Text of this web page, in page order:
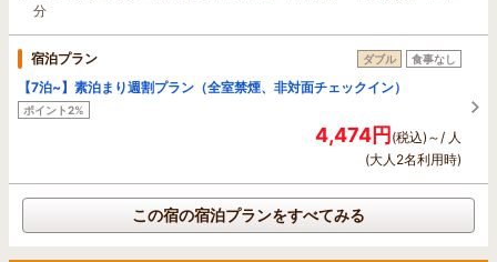
分
宿泊プラン ダブル 食事なし
【7泊~】素泊まり週割プラン（全室禁煙、非対面チェックイン）
ポイント2%
4,474円(税込)～/ 人
(大人2名利用時)
この宿の宿泊プランをすべてみる